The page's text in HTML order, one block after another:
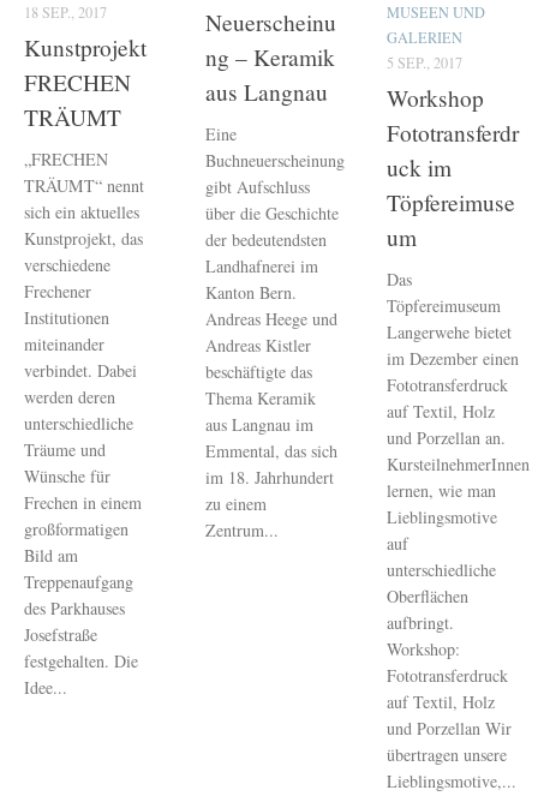
18 SEP., 2017
Kunstprojekt
FRECHEN
TRÄUMT
„FRECHEN
TRÄUMT“ nennt
sich ein aktuelles
Kunstprojekt, das
verschiedene
Frechener
Institutionen
miteinander
verbindet. Dabei
werden deren
unterschiedliche
Träume und
Wünsche für
Frechen in einem
großformatigen
Bild am
Treppenaufgang
des Parkhauses
Josefstraße
festgehalten. Die
Idee...
Neuerscheinu
ng – Keramik
aus Langnau
Eine
Buchneuerscheinung
gibt Aufschluss
über die Geschichte
der bedeutendsten
Landhafnerei im
Kanton Bern.
Andreas Heege und
Andreas Kistler
beschäftigte das
Thema Keramik
aus Langnau im
Emmental, das sich
im 18. Jahrhundert
zu einem
Zentrum...
MUSEEN UND
GALERIEN
5 SEP., 2017
Workshop
Fototransferdr
uck im
Töpfereimuse
um
Das
Töpfereimuseum
Langerwehe bietet
im Dezember einen
Fototransferdruck
auf Textil, Holz
und Porzellan an.
KursteilnehmerInnen
lernen, wie man
Lieblingsmotive
auf
unterschiedliche
Oberflächen
aufbringt.
Workshop:
Fototransferdruck
auf Textil, Holz
und Porzellan Wir
übertragen unsere
Lieblingsmotive,...